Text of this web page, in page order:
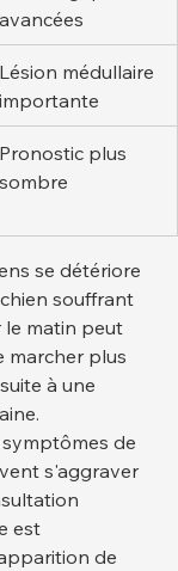
avancées
Lésion médullaire
importante
Pronostic plus
sombre
se détériore
souffrant
le matin peut
marcher plus
à une
de
s'aggraver
est
de